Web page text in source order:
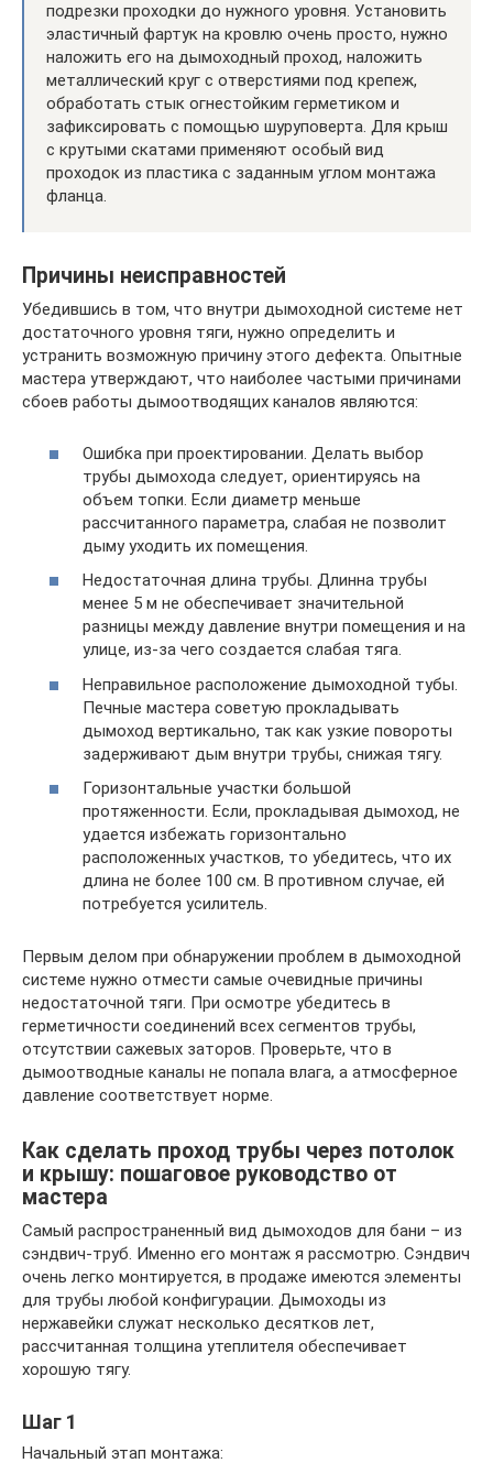
подрезки проходки до нужного уровня. Установить
эластичный фартук на кровлю очень просто, нужно
наложить его на дымоходный проход, наложить
металлический круг с отверстиями под крепеж,
обработать стык огнестойким герметиком и
зафиксировать с помощью шуруповерта. Для крыш
с крутыми скатами применяют особый вид
проходок из пластика с заданным углом монтажа
фланца.
Причины неисправностей
Убедившись в том, что внутри дымоходной системе нет
достаточного уровня тяги, нужно определить и
устранить возможную причину этого дефекта. Опытные
мастера утверждают, что наиболее частыми причинами
сбоев работы дымоотводящих каналов являются:
Ошибка при проектировании. Делать выбор
трубы дымохода следует, ориентируясь на
объем топки. Если диаметр меньше
рассчитанного параметра, слабая не позволит
дыму уходить их помещения.
Недостаточная длина трубы. Длинна трубы
менее 5 м не обеспечивает значительной
разницы между давление внутри помещения и на
улице, из-за чего создается слабая тяга.
Неправильное расположение дымоходной тубы.
Печные мастера советую прокладывать
дымоход вертикально, так как узкие повороты
задерживают дым внутри трубы, снижая тягу.
Горизонтальные участки большой
протяженности. Если, прокладывая дымоход, не
удается избежать горизонтально
расположенных участков, то убедитесь, что их
длина не более 100 см. В противном случае, ей
потребуется усилитель.
Первым делом при обнаружении проблем в дымоходной
системе нужно отмести самые очевидные причины
недостаточной тяги. При осмотре убедитесь в
герметичности соединений всех сегментов трубы,
отсутствии сажевых заторов. Проверьте, что в
дымоотводные каналы не попала влага, а атмосферное
давление соответствует норме.
Как сделать проход трубы через потолок
и крышу: пошаговое руководство от
мастера
Самый распространенный вид дымоходов для бани – из
сэндвич-труб. Именно его монтаж я рассмотрю. Сэндвич
очень легко монтируется, в продаже имеются элементы
для трубы любой конфигурации. Дымоходы из
нержавейки служат несколько десятков лет,
рассчитанная толщина утеплителя обеспечивает
хорошую тягу.
Шаг 1
Начальный этап монтажа: